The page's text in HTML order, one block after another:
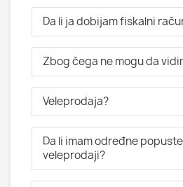
Da li ja dobijam fiskalni
Zbog čega ne mogu da
Veleprodaja?
Da li imam određne
veleprodaji?